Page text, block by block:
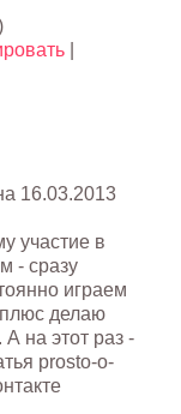
16.03.2013
участие в
- сразу
играем
плюс делаю
на этот раз -
prosto-o-